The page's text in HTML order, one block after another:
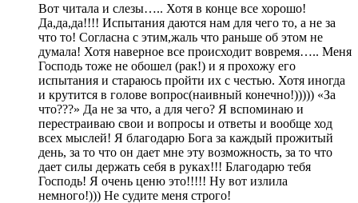
Вот читала и слезы….. Хотя в конце все хорошо!
Да,да,да!!!! Испытания даются нам для чего то, а не за
что то! Согласна с этим,жаль что раньше об этом не
думала! Хотя наверное все происходит вовремя….. Меня
Господь тоже не обошел (рак!) и я прохожу его
испытания и стараюсь пройти их с честью. Хотя иногда
и крутится в голове вопрос(наивный конечно!))))) «За
что???» Да не за что, а для чего? Я вспоминаю и
перестраиваю свои и вопросы и ответы и вообще ход
всех мыслей! Я благодарю Бога за каждый прожитый
день, за то что он дает мне эту возможность, за то что
дает силы держать себя в руках!!! Благодарю тебя
Господь! Я очень ценю это!!!!! Ну вот излила
немного!))) Не судите меня строго!